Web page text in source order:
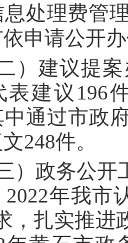
处理费管
申请公开
二）建议提
表建议196
通过市政
248件。
三）政务公
2022年我市
，扎实推进